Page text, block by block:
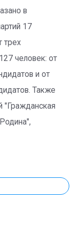
в
17
трех
человек: от
и от
Также
"Гражданская